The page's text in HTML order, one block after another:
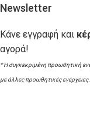
Newsletter
Κάνε εγγραφή και
αγορά!
* Η συγκεκριμένη προωθητική
με άλλες προωθητικές ενέργειες.